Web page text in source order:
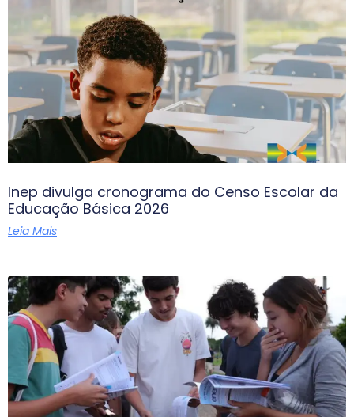
Inep divulga cronograma do Censo Escolar da
Educação Básica 2026
Leia Mais